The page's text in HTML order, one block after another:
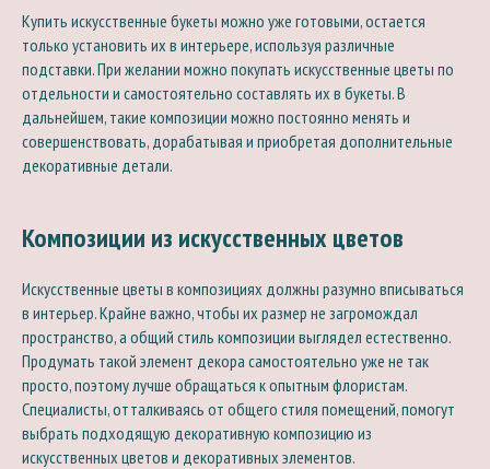
Купить искусственные букеты можно уже готовыми, остается
только установить их в интерьере, используя различные
подставки. При желании можно покупать искусственные цветы по
отдельности и самостоятельно составлять их в букеты. В
дальнейшем, такие композиции можно постоянно менять и
совершенствовать, дорабатывая и приобретая дополнительные
декоративные детали.
Композиции из искусственных цветов
Искусственные цветы в композициях должны разумно вписываться
в интерьер. Крайне важно, чтобы их размер не загромождал
пространство, а общий стиль композиции выглядел естественно.
Продумать такой элемент декора самостоятельно уже не так
просто, поэтому лучше обращаться к опытным флористам.
Специалисты, отталкиваясь от общего стиля помещений, помогут
выбрать подходящую декоративную композицию из
искусственных цветов и декоративных элементов.